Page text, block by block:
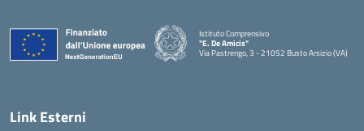
Istituto Comprensivo
"E. De Amicis"
Via Pastrengo, 3 - 21052 Busto Arsizio (VA)
Link Esterni